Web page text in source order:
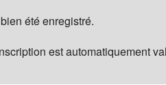
été enregistré.
est automatiquement